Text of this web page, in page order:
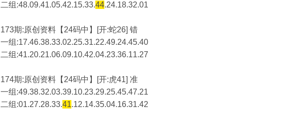
二组:48.09.41.05.42.15.33.44.24.18.32.01
173期:原创资料【24码中】[开:蛇26] 错
一组:17.46.38.33.02.25.31.22.49.24.45.40
二组:41.20.21.06.09.10.42.04.23.36.11.27
174期:原创资料【24码中】[开:虎41] 准
一组:49.38.32.03.39.10.23.29.25.45.47.21
二组:01.27.28.33.41.12.14.35.04.16.31.42